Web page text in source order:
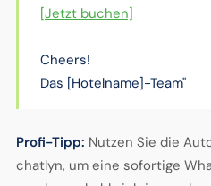
[Jetzt buchen]
Cheers!
Das [Hotelname]-Team"
Profi-Tipp: Nutzen Sie die
chatlyn, um eine sofortige